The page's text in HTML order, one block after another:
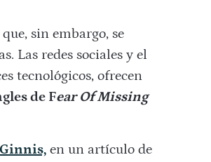
sin embargo, se
Las redes sociales y el
tecnológicos, ofrecen
de Fear Of Missing
en un artículo de